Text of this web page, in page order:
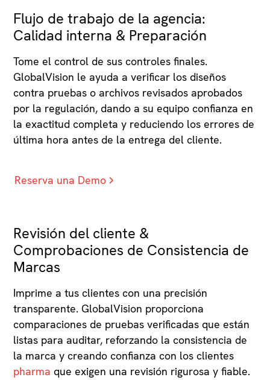
Flujo de trabajo de la agencia:
Calidad interna & Preparación
Tome el control de sus controles finales.
GlobalVision le ayuda a verificar los diseños
contra pruebas o archivos revisados aprobados
por la regulación, dando a su equipo confianza en
la exactitud completa y reduciendo los errores de
última hora antes de la entrega del cliente.
Reserva una Demo
Revisión del cliente &
Comprobaciones de Consistencia de
Marcas
Imprime a tus clientes con una precisión
transparente. GlobalVision proporciona
comparaciones de pruebas verificadas que están
listas para auditar, reforzando la consistencia de
la marca y creando confianza con los clientes
pharma que exigen una revisión rigurosa y fiable.